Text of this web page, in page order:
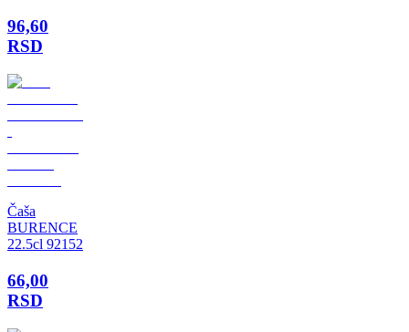
96,60
RSD
Čaša
BURENCE
22.5cl 92152
66,00
RSD